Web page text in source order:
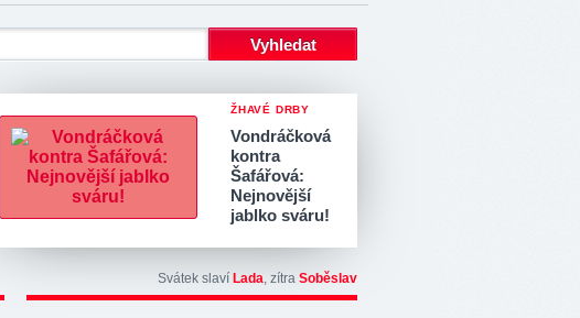
ŽHAVÉ DRBY
Vondráčková
kontra
Šafářová:
Nejnovější
jablko sváru!
Svátek slaví Lada, zítra Soběslav